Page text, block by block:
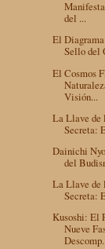
del ...
El
Sello del
El Cosmos
Visión...
La Llave de
Secreta:
Dainichi
del
La Llave de
Secreta:
Kusoshi: El
Nueve